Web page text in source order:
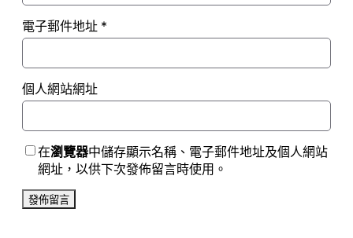
電子郵件地址 *
個人網站網址
在瀏覽器中儲存顯示名稱、電子郵件地址及個人網站
網址，以供下次發佈留言時使用。